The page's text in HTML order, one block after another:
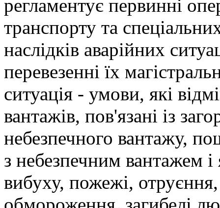
регламентує первинні
транспорту та
наслідків аварійних
перевезенні їх
ситуація - умови, які
вантажів, пов'язані із
небезпечного вантажу,
з небезпечним вантажем
вибуху, пожежі,